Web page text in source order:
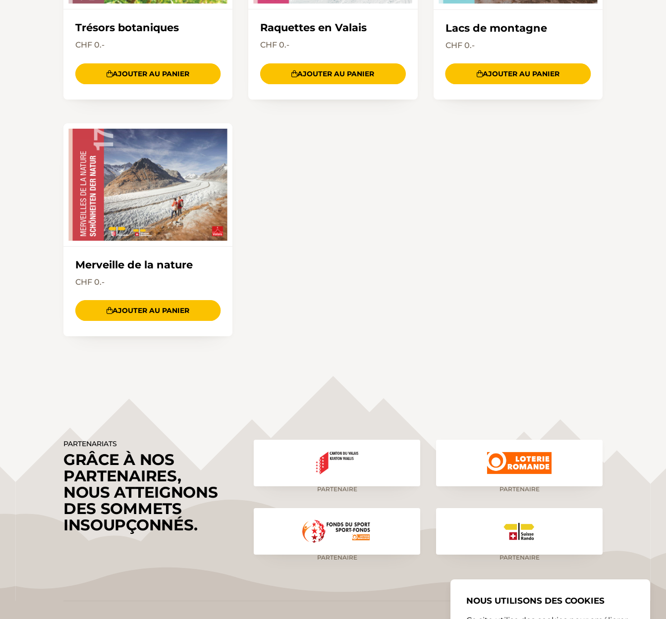
Trésors botaniques
CHF 0.-
AJOUTER AU PANIER
Raquettes en Valais
CHF 0.-
AJOUTER AU PANIER
Lacs de montagne
CHF 0.-
AJOUTER AU PANIER
Merveille de la nature
CHF 0.-
AJOUTER AU PANIER
PARTENARIATS
GRÂCE À NOS
PARTENAIRES,
NOUS ATTEIGNONS
DES SOMMETS
INSOUPÇONNÉS.
PARTENAIRE PARTENAIRE
PARTENAIRE PARTENAIRE
NOUS UTILISONS DES COOKIES